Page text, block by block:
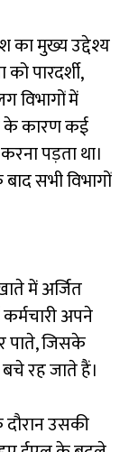
का मुख्य उद्देश्य
पारदर्शी,
में
के कारण कई
पड़ता था।
सभी विभागों
में अर्जित
अपने
पाते, जिसके
रह जाते हैं।
दौरान उसकी